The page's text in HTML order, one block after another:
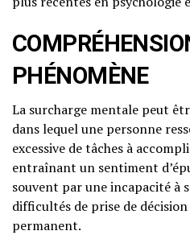
PHÉNOMÈNE
La surcharge mentale peut
dans lequel une personne
excessive de tâches à
entraînant un sentiment
souvent par une incapacité à
difficultés de prise de
permanent.